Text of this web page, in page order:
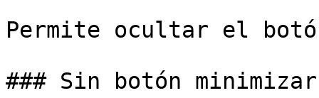
Permite ocultar el
### Sin botón minimizar